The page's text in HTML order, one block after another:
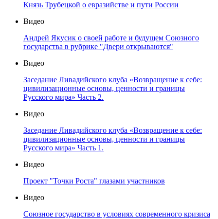
Князь Трубецкой о евразийстве и пути России
Видео
Андрей Якусик о своей работе и будущем Союзного
государства в рубрике "Двери открываются"
Видео
Заседание Ливадийского клуба «Возвращение к себе:
цивилизационные основы, ценности и границы
Русского мира» Часть 2.
Видео
Заседание Ливадийского клуба «Возвращение к себе:
цивилизационные основы, ценности и границы
Русского мира» Часть 1.
Видео
Проект "Точки Роста" глазами участников
Видео
Союзное государство в условиях современного кризиса